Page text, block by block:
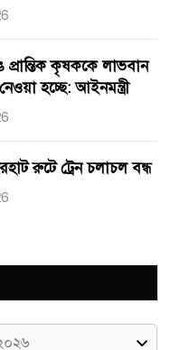
প্রান্তিক কৃষককে লাভবান
হচ্ছে: আইনমন্ত্রী
রুটে ট্রেন চলাচল বন্ধ